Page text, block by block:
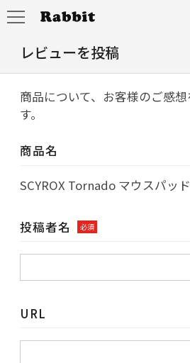
レビューを投稿
商品について、お客様のご感
す。
商品名
SCYROX Tornado マウスパッ
投稿者名 必須
URL